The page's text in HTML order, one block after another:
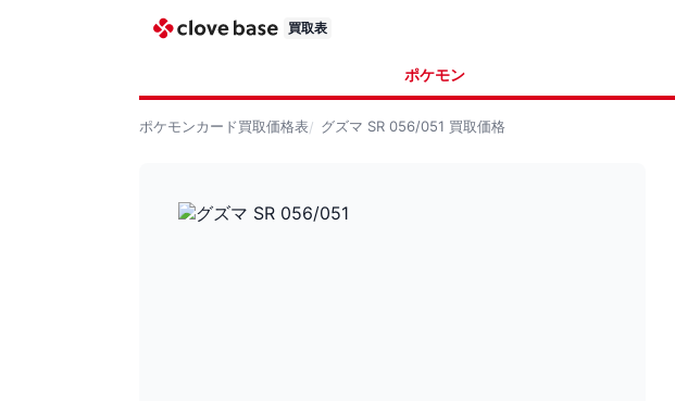
買取表
ポケモン
ポケモンカード買取価格表 グズマ SR 056/051 買取価格